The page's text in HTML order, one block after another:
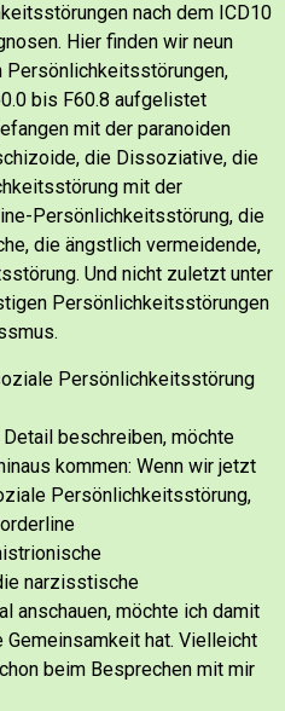
Hier finden wir neun
Persönlichkeitsstörungen,
bis F60.8 aufgelistet
mit der paranoiden
die Dissoziative, die
mit der
Persönlichkeitsstörung, die
die ängstlich vermeidende,
Und nicht zuletzt unter
Persönlichkeitsstörungen
beschreiben, möchte
kommen: Wenn wir jetzt
Persönlichkeitsstörung,
narzisstische
anschauen, möchte ich damit
hat. Vielleicht
beim Besprechen mit mir